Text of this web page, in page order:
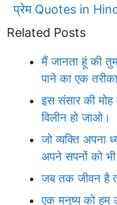
प्रेम Quotes in
Related Posts
मैं जानता हूं की
पाने का एक
इस संसार की मोह
विलीन हो जाओ।
जो व्यक्ति अपना
अपने सपनों को
जब तक जीवन है
एक मनुष्य को हम